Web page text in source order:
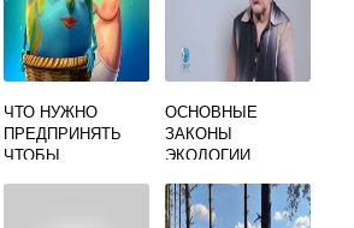
ЧТО НУЖНО
ПРЕДПРИНЯТЬ
ЧТОБЫ
ОСНОВНЫЕ
ЗАКОНЫ
ЭКОЛОГИИ